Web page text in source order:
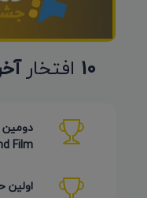
10 افتخار
Film
اولین